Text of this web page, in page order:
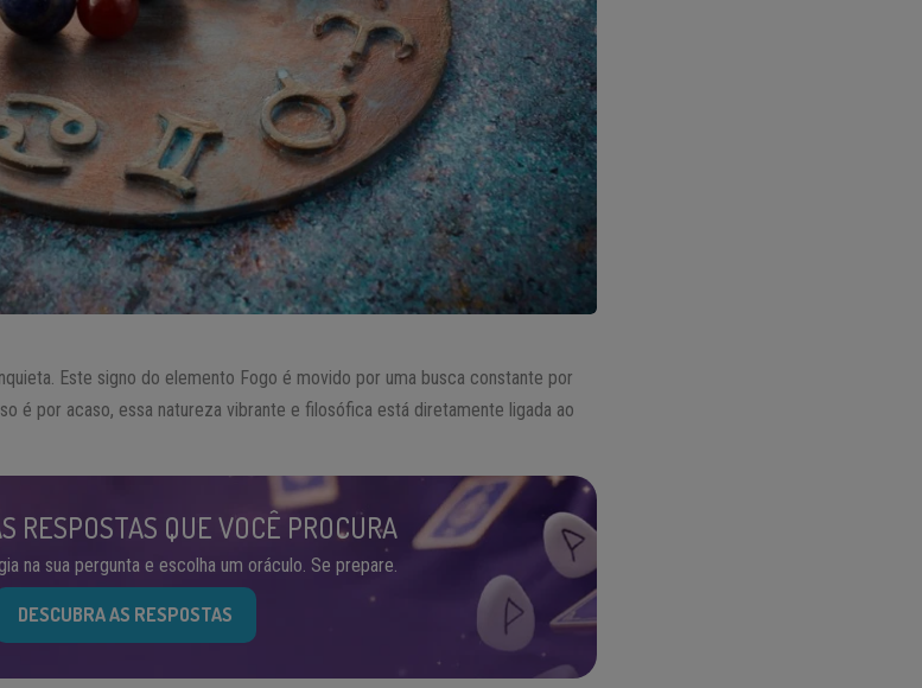
Este signo do elemento Fogo é movido por uma busca constante por
é por acaso, essa natureza vibrante e filosófica está diretamente ligada ao
RESPOSTAS QUE VOCÊ PROCURA
na sua pergunta e escolha um oráculo. Se prepare.
DESCUBRA AS RESPOSTAS